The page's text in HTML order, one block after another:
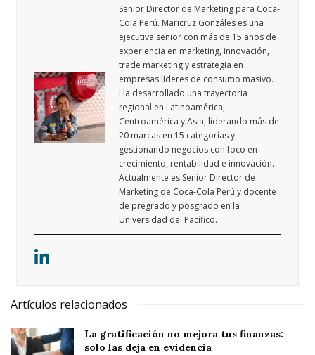
Senior Director de Marketing para Coca-
Cola Perú. Maricruz Gonzáles es una
ejecutiva senior con más de 15 años de
experiencia en marketing, innovación,
trade marketing y estrategia en
empresas líderes de consumo masivo.
Ha desarrollado una trayectoria
regional en Latinoamérica,
Centroamérica y Asia, liderando más de
20 marcas en 15 categorías y
gestionando negocios con foco en
crecimiento, rentabilidad e innovación.
Actualmente es Senior Director de
Marketing de Coca-Cola Perú y docente
de pregrado y posgrado en la
Universidad del Pacífico.
Artículos relacionados
La gratificación no mejora tus finanzas:
solo las deja en evidencia